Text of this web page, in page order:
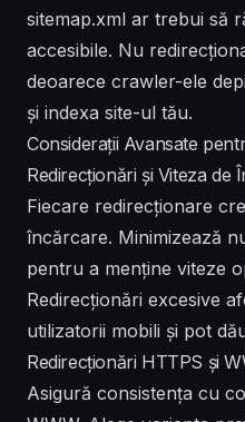
sitemap.xml ar trebui să
accesibile. Nu
deoarece crawler-ele
și indexa site-ul tău.
Considerații Avansate
Redirecționări și Viteza de
Fiecare redirecționare
încărcare. Minimizează
pentru a menține viteze
Redirecționări excesive
utilizatorii mobili și pot
Redirecționări HTTPS și
Asigură consistența cu